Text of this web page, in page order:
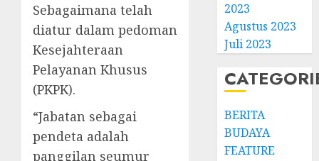
Sebagaimana telah
diatur dalam pedoman
Kesejahteraan
Pelayanan Khusus
(PKPK).
“Jabatan sebagai
pendeta adalah
panggilan seumur
2023
Agustus 2023
Juli 2023
BERITA
BUDAYA
FEATURE
GKAI
5
25
Tahun